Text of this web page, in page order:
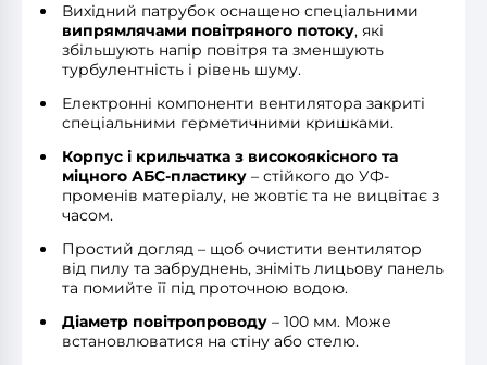
Вихідний патрубок оснащено спеціальними
випрямлячами повітряного потоку, які
збільшують напір повітря та зменшують
турбулентність і рівень шуму.
Електронні компоненти вентилятора закриті
спеціальними герметичними кришками.
Корпус і крильчатка з високоякісного та
міцного АБС-пластику – стійкого до УФ-
променів матеріалу, не жовтіє та не вицвітає з
часом.
Простий догляд – щоб очистити вентилятор
від пилу та забруднень, зніміть лицьову панель
та помийте її під проточною водою.
Діаметр повітропроводу – 100 мм. Може
встановлюватися на стіну або стелю.